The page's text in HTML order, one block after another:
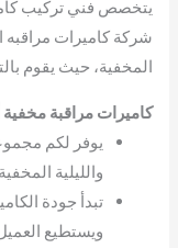
يتخصص فني تركيب
شركة كاميرات مراقبه
المخفية، حيث يقوم
كاميرات مراقبة مخفية
يوفر لكم
والليلية
ويستطيع